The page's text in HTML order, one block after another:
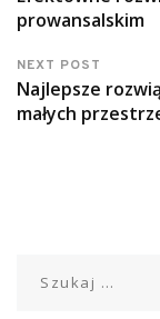
prowansalskim
NEXT POST
Najlepsze
małych